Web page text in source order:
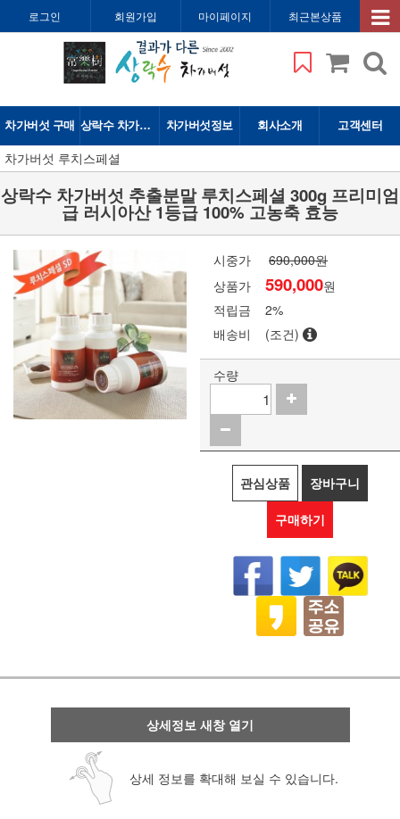
로그인 회원가입 마이페이지 최근본상품
차가버섯 구매 상락수 차가버섯 차가버섯정보 회사소개 고객센터
차가버섯 루치스페셜
상락수 차가버섯 추출분말 루치스페셜 300g 프리미엄
급 러시아산 1등급 100% 고농축 효능
시중가
690,000원
상품가
590,000원
적립금
2%
배송비
(조건)
수량
관심상품 장바구니
구매하기
상세정보 새창 열기
상세 정보를 확대해 보실 수 있습니다.